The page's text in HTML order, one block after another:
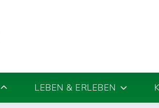
LEBEN & ERLEBEN